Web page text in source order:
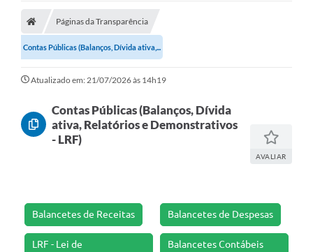
Páginas da Transparência
Contas Públicas (Balanços, Dívida ativa,...
Atualizado em: 21/07/2026 às 14h19
Contas Públicas (Balanços, Dívida
ativa, Relatórios e Demonstrativos
- LRF)
AVALIAR
Balancetes de Receitas
LRF - Lei de
Balancetes de Despesas
Balancetes Contábeis